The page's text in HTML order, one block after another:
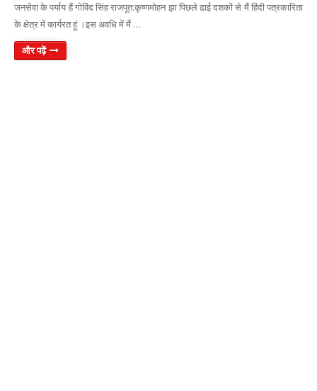
जनसेवा के पर्याय हैं गोविंद सिंह राजपूत:कृष्णमोहन झा पिछले ढाई दशकों से मैं हिंदी पत्रकारिता
के क्षेत्र में कार्यरत हूं ।इस अवधि में मैं …
और पढ़ें